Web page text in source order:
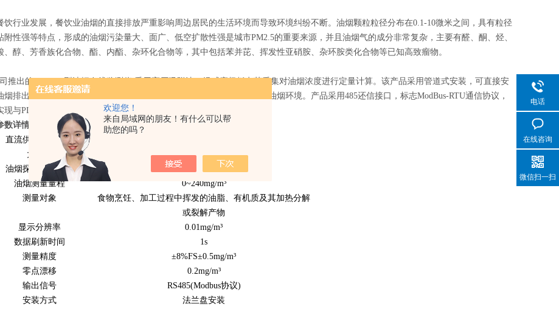
欢迎您！
来自局域网的朋友！有什么可以帮
助您的吗？
饮行业发展，餐饮业油烟的直接排放严重影响周边居民的生活环境而导致环境纠纷不断。油烟颗粒粒径分布在0.1-10微米之间，具有粒径
附性强等特点，形成的油烟污染量大、面广、低空扩散性强是城市PM2.5的重要来源，并且油烟气的成分非常复杂，主要有醛、酮、烃、
、醇、芳香族化合物、酯、内酯、杂环化合物等，其中包括苯并芘、挥发性亚硝胺、杂环胺类化合物等已知高致瘤物。
出的ZF-6010型油烟在线监测仪,采用高压吸附法，经感应极板电荷采集对油烟浓度进行定量计算。该产品采用管道式安装，可直接安
烟排出管道，采集结构采用耐高温高湿涂层，可长期工作于85度以上的油烟环境。产品采用485还信接口，标志ModBus-RTU通信协议，
现与PLC、用户主机、组态软件等直接进行通信。
数详情
直流供电（默认）
大功耗
油烟探头工作环境
-40℃~+85℃，0%RH~95%RH
油烟测量量程
0~240mg/m³
测量对象
食物烹饪、加工过程中挥发的油脂、有机质及其加热分解
或裂解产物
显示分辨率
0.01mg/m³
数据刷新时间
1s
测量精度
±8%FS±0.5mg/m³
零点漂移
0.2mg/m³
输出信号
RS485(Modbus协议)
安装方式
法兰盘安装
电话
在线咨询
微信扫一扫